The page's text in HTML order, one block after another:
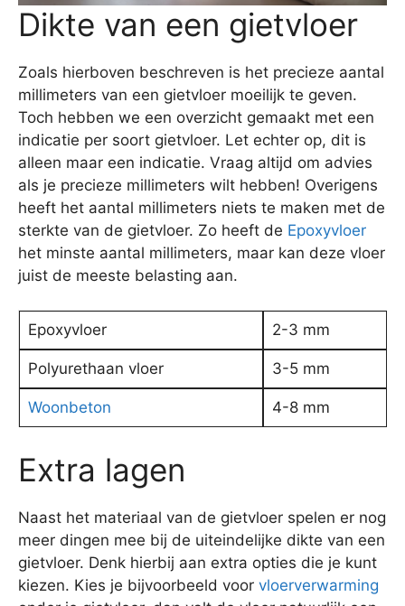
Dikte van een gietvloer
Zoals hierboven beschreven is het precieze aantal
millimeters van een gietvloer moeilijk te geven.
Toch hebben we een overzicht gemaakt met een
indicatie per soort gietvloer. Let echter op, dit is
alleen maar een indicatie. Vraag altijd om advies
als je precieze millimeters wilt hebben! Overigens
heeft het aantal millimeters niets te maken met de
sterkte van de gietvloer. Zo heeft de Epoxyvloer
het minste aantal millimeters, maar kan deze vloer
juist de meeste belasting aan.
Epoxyvloer 2-3 mm
Polyurethaan vloer 3-5 mm
Woonbeton 4-8 mm
Extra lagen
Naast het materiaal van de gietvloer spelen er nog
meer dingen mee bij de uiteindelijke dikte van een
gietvloer. Denk hierbij aan extra opties die je kunt
kiezen. Kies je bijvoorbeeld voor vloerverwarming